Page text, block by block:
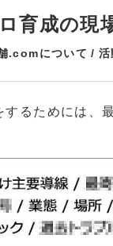
育成の現
.comについて 活
るためには、